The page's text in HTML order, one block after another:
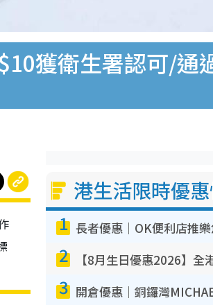
獲衛生署認可/通
港生活限時優
1
2
3